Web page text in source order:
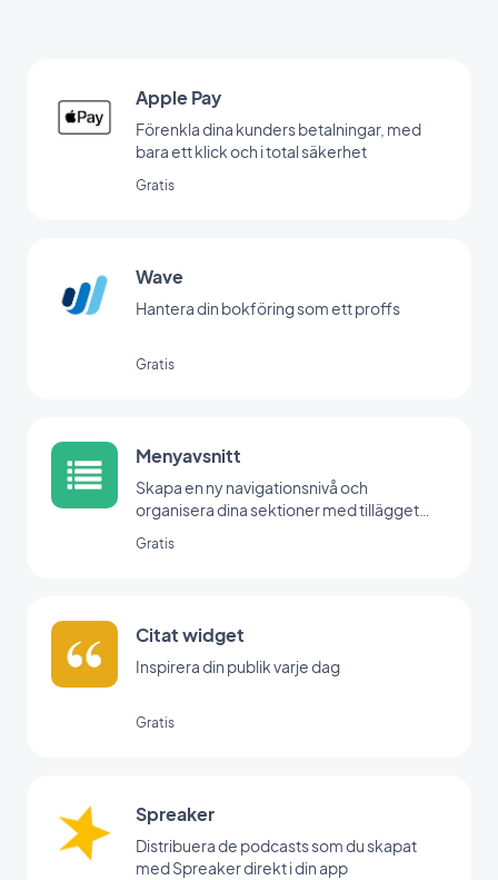
Apple Pay
Förenkla dina kunders betalningar, med
bara ett klick och i total säkerhet
Gratis
Wave
Hantera din bokföring som ett proffs
Gratis
Menyavsnitt
Skapa en ny navigationsnivå och
organisera dina sektioner med tillägget
Gratis
Citat widget
Inspirera din publik varje dag
Gratis
Spreaker
Distribuera de podcasts som du skapat
med Spreaker direkt i din app